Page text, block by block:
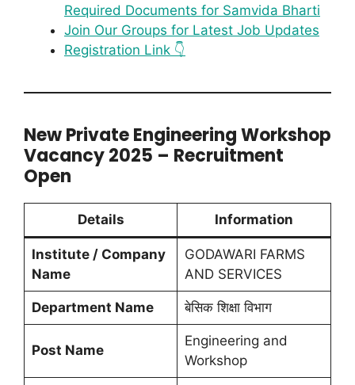
Required Documents for Samvida Bharti
Join Our Groups for Latest Job Updates
Registration Link 👇
New Private Engineering Workshop
Vacancy 2025 – Recruitment
Open
Details Information
Institute / Company
Name
GODAWARI FARMS
AND SERVICES
Department Name बेसिक शिक्षा विभाग
Post Name
Engineering and
Workshop